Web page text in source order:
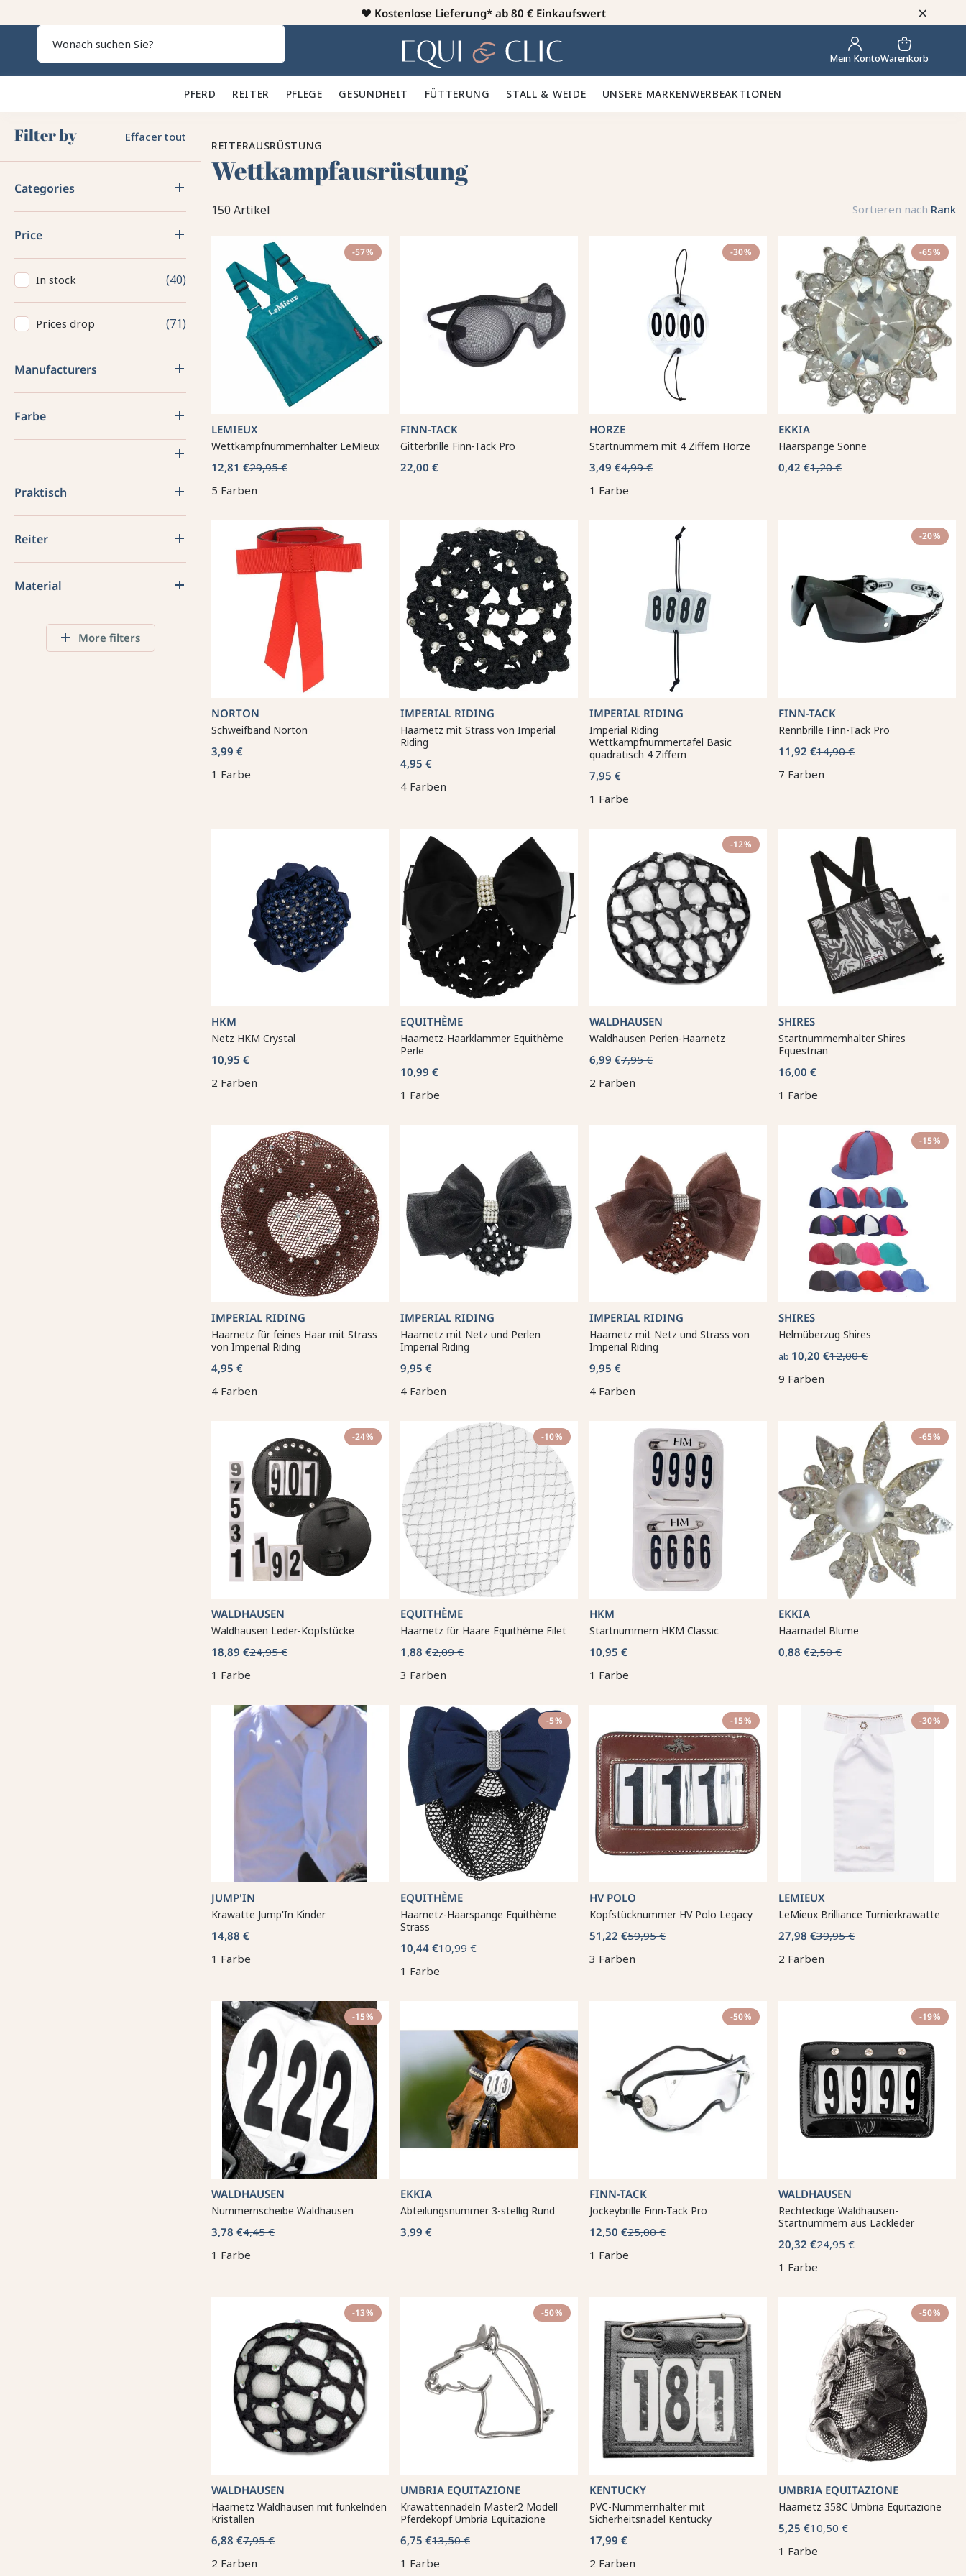
♥️ Kostenlose Lieferung* ab 80 € Einkaufswert ×
Heim Mein KontoWarenkorb
PFERD 🐎 REITER 👕 PFLEGE 🪮 GESUNDHEIT ✨ FÜTTERUNG 🥕 STALL & WEIDE 🍃 UNSERE MARKENWERBEAKTIONEN
Filter by Effacer tout
Categories
Price
In stock 40
Prices drop 71
Manufacturers
Farbe
Praktisch
Reiter
Material
More filters
REITERAUSRÜSTUNG
Wettkampfausrüstung
150 Artikel Sortieren nach Rank
-57%
LEMIEUX
Wettkampfnummernhalter LeMieux
12,81 €29,95 €
5 Farben
FINN-TACK
Gitterbrille Finn-Tack Pro
22,00 €
-30%
HORZE
Startnummern mit 4 Ziffern Horze
3,49 €4,99 €
1 Farbe
-65%
EKKIA
Haarspange Sonne
0,42 €1,20 €
NORTON
Schweifband Norton
3,99 €
1 Farbe
IMPERIAL RIDING
Haarnetz mit Strass von Imperial
Riding
4,95 €
4 Farben
IMPERIAL RIDING
Imperial Riding
Wettkampfnummertafel Basic
quadratisch 4 Ziffern
7,95 €
1 Farbe
-20%
FINN-TACK
Rennbrille Finn-Tack Pro
11,92 €14,90 €
7 Farben
HKM
Netz HKM Crystal
10,95 €
2 Farben
EQUITHÈME
Haarnetz-Haarklammer Equithème
Perle
10,99 €
1 Farbe
-12%
WALDHAUSEN
Waldhausen Perlen-Haarnetz
6,99 €7,95 €
2 Farben
SHIRES
Startnummernhalter Shires
Equestrian
16,00 €
1 Farbe
IMPERIAL RIDING
Haarnetz für feines Haar mit Strass
von Imperial Riding
4,95 €
4 Farben
IMPERIAL RIDING
Haarnetz mit Netz und Perlen
Imperial Riding
9,95 €
4 Farben
IMPERIAL RIDING
Haarnetz mit Netz und Strass von
Imperial Riding
9,95 €
4 Farben
-15%
SHIRES
Helmüberzug Shires
ab 10,20 €12,00 €
9 Farben
-24%
WALDHAUSEN
Waldhausen Leder-Kopfstücke
18,89 €24,95 €
1 Farbe
-10%
EQUITHÈME
Haarnetz für Haare Equithème Filet
1,88 €2,09 €
3 Farben
HKM
Startnummern HKM Classic
10,95 €
1 Farbe
-65%
EKKIA
Haarnadel Blume
0,88 €2,50 €
JUMP'IN
Krawatte Jump'In Kinder
14,88 €
1 Farbe
-5%
EQUITHÈME
Haarnetz-Haarspange Equithème
Strass
10,44 €10,99 €
1 Farbe
-15%
HV POLO
Kopfstücknummer HV Polo Legacy
51,22 €59,95 €
3 Farben
-30%
LEMIEUX
LeMieux Brilliance Turnierkrawatte
27,98 €39,95 €
2 Farben
-15%
WALDHAUSEN
Nummernscheibe Waldhausen
3,78 €4,45 €
1 Farbe
EKKIA
Abteilungsnummer 3-stellig Rund
3,99 €
-50%
FINN-TACK
Jockeybrille Finn-Tack Pro
12,50 €25,00 €
1 Farbe
-19%
WALDHAUSEN
Rechteckige Waldhausen-
Startnummern aus Lackleder
20,32 €24,95 €
1 Farbe
-13%
WALDHAUSEN
Haarnetz Waldhausen mit funkelnden
Kristallen
6,88 €7,95 €
2 Farben
-50%
UMBRIA EQUITAZIONE
Krawattennadeln Master2 Modell
Pferdekopf Umbria Equitazione
6,75 €13,50 €
1 Farbe
KENTUCKY
PVC-Nummernhalter mit
Sicherheitsnadel Kentucky
17,99 €
2 Farben
-50%
UMBRIA EQUITAZIONE
Haarnetz 358C Umbria Equitazione
5,25 €10,50 €
1 Farbe